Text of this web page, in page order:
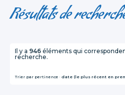
Résultats de
Il y a 946 éléments qui
recherche.
Trier par pertinence · date (le plus récent en